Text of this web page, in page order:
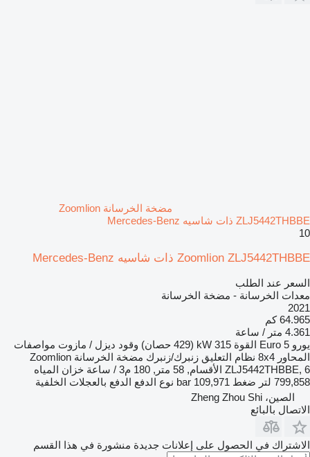
مضخة الخرسانة Zoomlion
ZLJ5442THBBE ذات شاسيه Mercedes-Benz
10
Zoomlion ZLJ5442THBBE ذات شاسيه Mercedes-Benz
السعر عند الطلب
معدات الخرسانة - مضخة الخرسانة
2021
64.965 كم
4.361 متر / ساعة
يورو Euro 5 القوة 315 kW (429 حصان) وقود ديزل / مازوت مواصفات
المحاور 8x4 نظام التعليق زنبرك/زنبرك مضخة الخرسانة Zoomlion
ZLJ5442THBBE, 6 الأقسام, 58 متر, 180 م3 / ساعة
خزان المياه
799,858 لتر
ضغط 109,971 bar نوع الدفع الدفع بالعجلات الخلفية
الصين، Zheng Zhou Shi
الاتصال بالبائع
الاشتراك في الحصول على إعلانات جديدة منشورة في هذا القسم